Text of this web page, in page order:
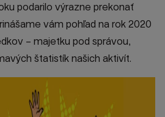
podarilo výrazne prekonať
vám pohľad na rok 2020
– majetku pod správou,
štatistík našich aktivít.